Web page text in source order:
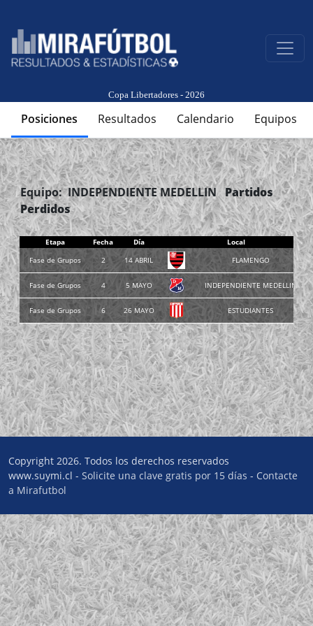
Copa Libertadores - 2026
Posiciones Resultados Calendario Equipos
Equipo: INDEPENDIENTE MEDELLINPartidos
Perdidos
Etapa Fecha Día
Local
Fase de Grupos
2 14 ABRIL FLAMENGO
Fase de Grupos 4 5 MAYO INDEPENDIENTE MEDELLIN
Fase de Grupos 6 26 MAYO ESTUDIANTES
Copyright 2026. Todos los derechos reservados
www.suymi.cl - Solicite una clave gratis por 15 días - Contacte
a Mirafutbol